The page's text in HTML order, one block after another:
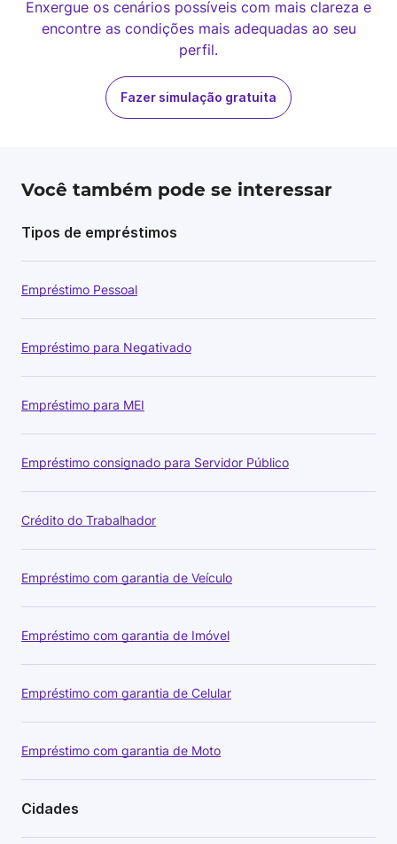
Enxergue os cenários possíveis com mais clareza e
encontre as condições mais adequadas ao seu
perfil.
Fazer simulação gratuita
Você também pode se interessar
Tipos de empréstimos
Empréstimo Pessoal
Empréstimo para Negativado
Empréstimo para MEI
Empréstimo consignado para Servidor Público
Crédito do Trabalhador
Empréstimo com garantia de Veículo
Empréstimo com garantia de Imóvel
Empréstimo com garantia de Celular
Empréstimo com garantia de Moto
Cidades